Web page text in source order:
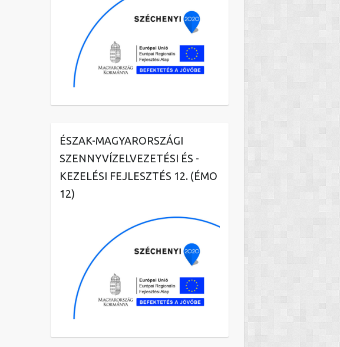
ÉSZAK-MAGYARORSZÁGI
SZENNYVÍZELVEZETÉSI ÉS -
KEZELÉSI FEJLESZTÉS 12. (ÉMO
12)